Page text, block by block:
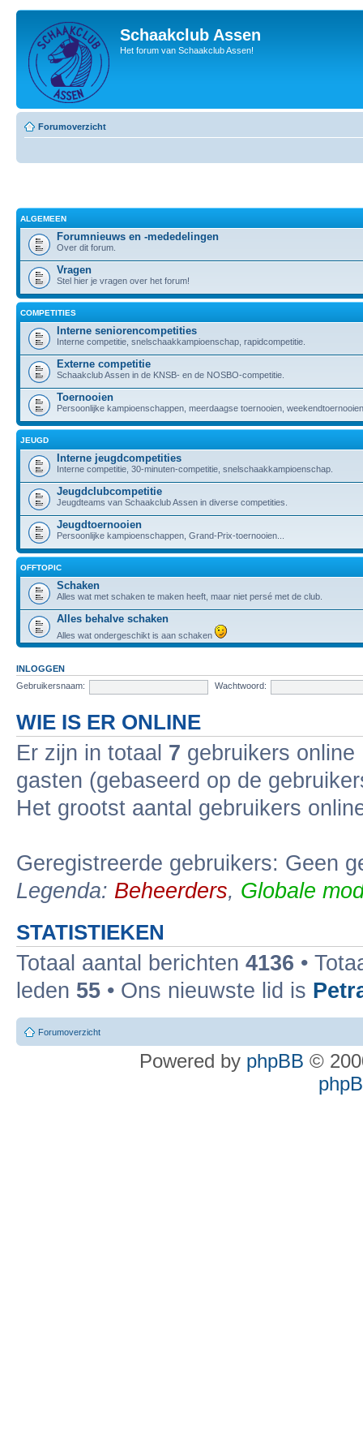
Schaakclub Assen
Het forum van Schaakclub Assen!
Forumoverzicht
ALGEMEEN
Forumnieuws en -mededelingen
Over dit forum.
Vragen
Stel hier je vragen over het forum!
COMPETITIES
Interne seniorencompetities
Interne competitie, snelschaakkampioenschap, rapidcompetitie.
Externe competitie
Schaakclub Assen in de KNSB- en de NOSBO-competitie.
Toernooien
Persoonlijke kampioenschappen, meerdaagse toernooien,
JEUGD
Interne jeugdcompetities
Interne competitie, 30-minuten-competitie, snelschaakkampioenschap.
Jeugdclubcompetitie
Jeugdteams van Schaakclub Assen in diverse competities.
Jeugdtoernooien
Persoonlijke kampioenschappen, Grand-Prix-toernooien...
OFFTOPIC
Schaken
Alles wat met schaken te maken heeft, maar niet persé met de club.
Alles behalve schaken
Alles wat ondergeschikt is aan schaken
INLOGGEN
Gebruikersnaam:
Wachtwoord:
WIE IS ER ONLINE
Er zijn in totaal 7 gebruikers
gasten (gebaseerd op de
Het grootst aantal gebruikers
Geregistreerde gebruikers: Geen
Legenda: Beheerders, Globale
STATISTIEKEN
Totaal aantal berichten 4136 •
leden 55 • Ons nieuwste lid is
Forumoverzicht
Powered by phpBB ©